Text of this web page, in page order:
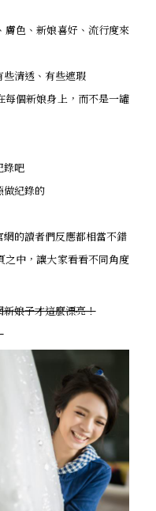
膚色、新娘喜好、流行度來
清透、有些遮瑕
每個新娘身上，而不是一罐
錄吧
做紀錄的
的讀者們反應都相當不錯
之中，讓大家看看不同角度
娘子才這麼漂亮！